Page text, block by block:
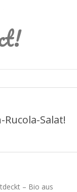
Salat!
– Bio aus